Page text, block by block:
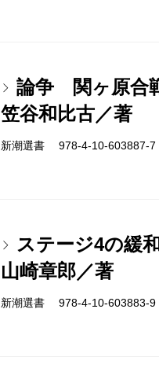
論争 関ヶ原合
笠谷和比古／著
新潮選書 978-4-10-
ステージ4の緩
山崎章郎／著
新潮選書 978-4-10-